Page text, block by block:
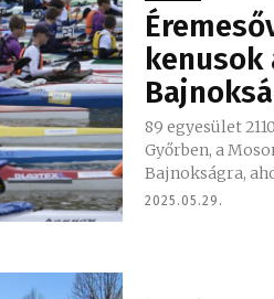
kenusok
89 egyesület
Győrben, a
Bajnokságra,
2025.05.29.